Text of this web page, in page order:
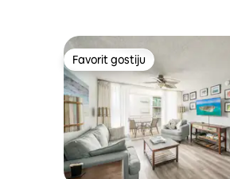
Favorit gostiju
Favorit gostiju